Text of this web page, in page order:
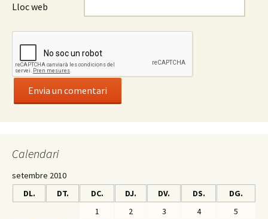
Lloc web
Calendari
setembre 2010
DL.
DT. DC. DJ. DV. DS. DG.
1 2 3 4
5